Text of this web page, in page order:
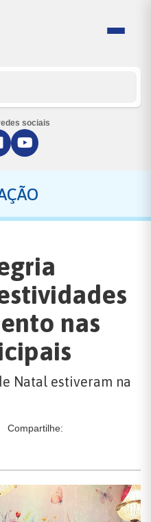
sociais
nas
Natal estiveram na
Compartilhe: